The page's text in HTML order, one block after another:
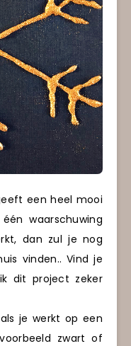
een heel mooi
waarschuwing
dan zul je nog
vinden.. Vind je
dit project zeker
je werkt op een
zwart of